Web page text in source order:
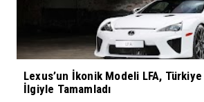
Lexus’un İkonik Modeli LFA,
İlgiyle Tamamladı